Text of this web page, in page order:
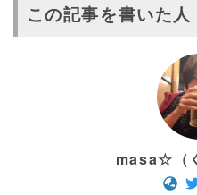
この記事を書いた人
masa☆（